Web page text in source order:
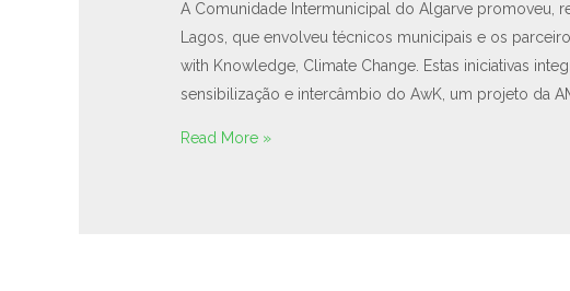
A Comunidade Intermunicipal do Algarve promoveu,
Lagos, que envolveu técnicos municipais e os
with Knowledge, Climate Change. Estas iniciativas
sensibilização e intercâmbio do AwK, um projeto da
Read More »